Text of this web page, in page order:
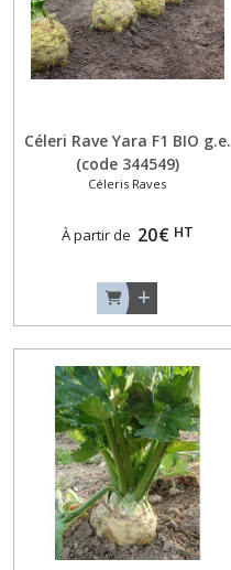
Céleri Rave Yara F1 BIO g.e.
(code 344549)
Céleris Raves
À partir de 20€ HT